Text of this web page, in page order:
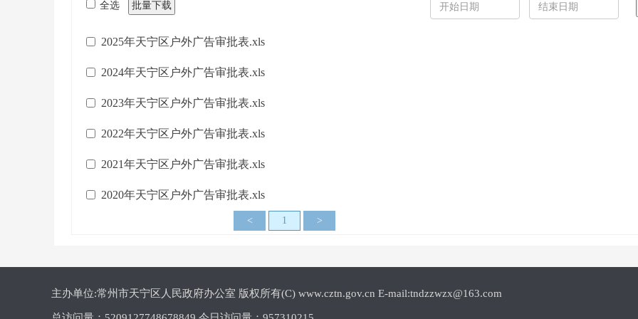
全选 批量下载
2025年天宁区户外广告审批表.xls
2024年天宁区户外广告审批表.xls
2023年天宁区户外广告审批表.xls
2022年天宁区户外广告审批表.xls
2021年天宁区户外广告审批表.xls
2020年天宁区户外广告审批表.xls
< 1 >
主办单位:常州市天宁区人民政府办公室 版权所有(C) www.cztn.gov.cn E-mail:tndzzwzx@163.com